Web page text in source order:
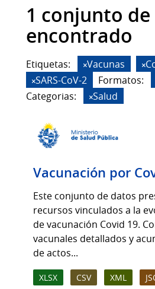
1 conjunto
encontrado
Etiquetas: Vacunas
SARS-CoV-2
Formatos:
Categorias:
Salud
Vacunación por
Este conjunto de datos
recursos vinculados a la
de vacunación Covid 19.
vacunales detallados y
de actos...
XLSX CSV XML